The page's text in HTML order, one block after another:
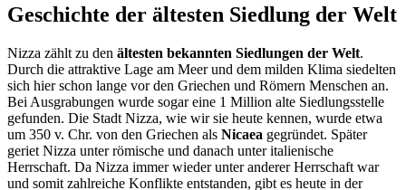
Geschichte der ältesten Siedlung der Welt
Nizza zählt zu den ältesten bekannten Siedlungen der Welt.
Durch die attraktive Lage am Meer und dem milden Klima siedelten
sich hier schon lange vor den Griechen und Römern Menschen an.
Bei Ausgrabungen wurde sogar eine 1 Million alte Siedlungsstelle
gefunden. Die Stadt Nizza, wie wir sie heute kennen, wurde etwa
um 350 v. Chr. von den Griechen als Nicaea gegründet. Später
geriet Nizza unter römische und danach unter italienische
Herrschaft. Da Nizza immer wieder unter anderer Herrschaft war
und somit zahlreiche Konflikte entstanden, gibt es heute in der